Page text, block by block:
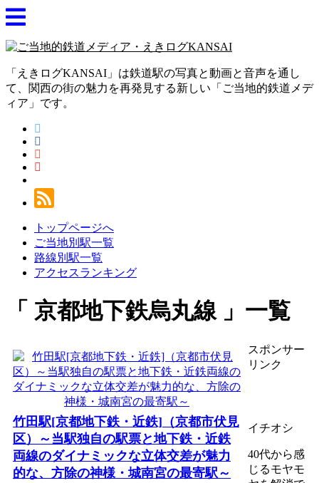
「えきログKANSAI」は鉄道駅の写真と動画と音声を通し
て、関西の街の魅力を再発見する新しい「ご当地的鉄道メデ
ィア」です。
トップページへ
ご当地別駅一覧
路線別駅一覧
アクセスランキング
京都地下鉄烏丸線 一覧
竹田駅[京都地下鉄・近鉄]（京都市伏見
区）～当駅独自の駅票と地下鉄・近鉄
両線のダイナミックな立体交差が魅力
的な、方除の神様・城南宮の最寄駅～
スポンサー
リンク
イチオシ
40代から感
じるモヤモ